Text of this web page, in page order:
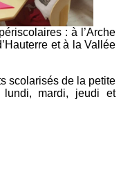
: à l’Arche
et à la Vallée
scolarisés de la petite
mardi, jeudi et